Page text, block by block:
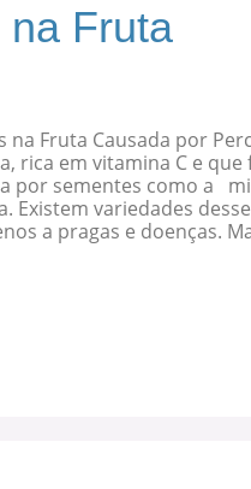
Fruta
Fruta Causada por
rica em vitamina C e que
por sementes como a
Existem variedades
a pragas e doenças.